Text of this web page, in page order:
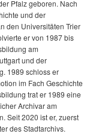
Pfalz geboren. Nach
und der
den Universitäten Trier
er von 1987 bis
am
und der
1989 schloss er
im Fach Geschichte
trat er 1989 eine
Archivar am
Seit 2020 ist er, zuerst
des Stadtarchivs.